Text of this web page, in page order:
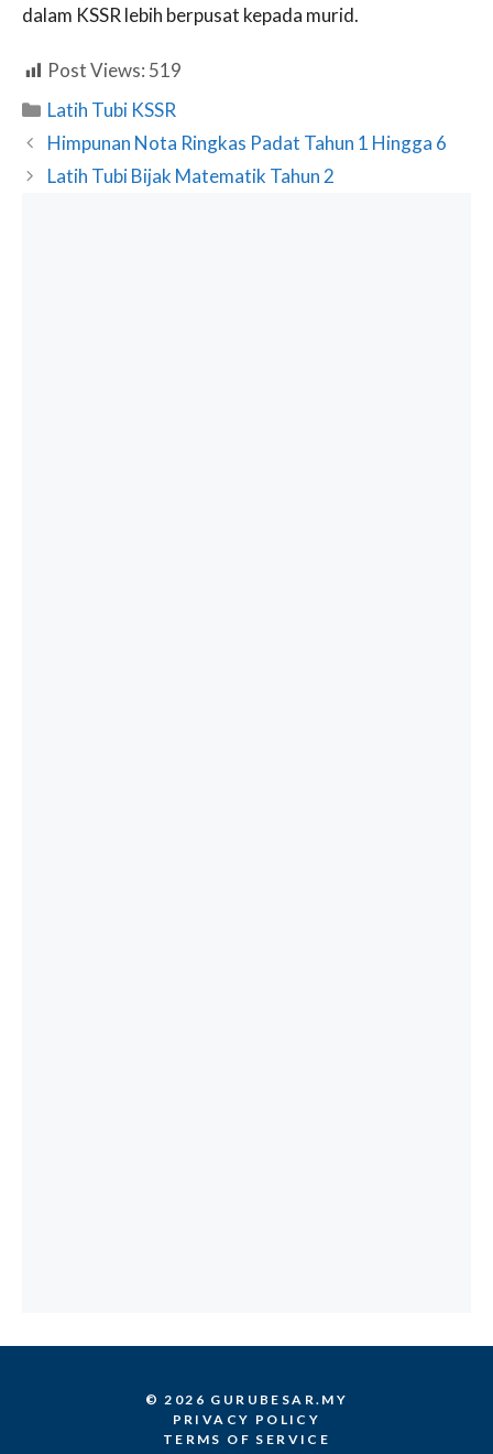
dalam KSSR lebih berpusat kepada murid.
Post Views: 519
Categories
Latih Tubi KSSR
Himpunan Nota Ringkas Padat Tahun 1 Hingga 6
Latih Tubi Bijak Matematik Tahun 2
© 2026 GURUBESAR.MY
PRIVACY POLICY
TERMS OF SERVICE